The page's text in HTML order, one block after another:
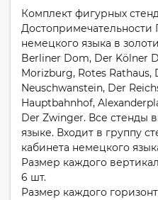
Комплект фигурных
Достопримечательности
немецкого языка в
Berliner Dom, Der Kölner
Morizburg, Rotes Rathaus,
Neuschwanstein, Der
Hauptbahnhof,
Der Zwinger. Все стенды
языке. Входит в группу
кабинета немецкого
Размер каждого
6 шт.
Размер каждого